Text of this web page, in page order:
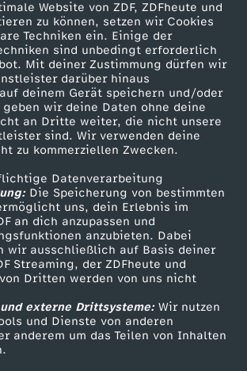
Website von ZDF, ZDFheute und
zu können, setzen wir Cookies
Techniken ein. Einige der
sind unbedingt erforderlich
Mit deiner Zustimmung dürfen wir
darüber hinaus
deinem Gerät speichern und/oder
wir deine Daten ohne deine
an Dritte weiter, die nicht unsere
sind. Wir verwenden deine
zu kommerziellen Zwecken.
Datenverarbeitung
Die Speicherung von bestimmten
uns, dein Erlebnis im
an dich anzupassen und
anzubieten. Dabei
wir ausschließlich auf Basis deiner
Streaming, der ZDFheute und
Dritten werden von uns nicht
externe Drittsysteme:Wir nutzen
und Dienste von anderen
anderem um das Teilen von Inhalten
Service
ZDFmitreden
Kontakt zum ZDF
Tickets
Zuschauerservice
Hilfe